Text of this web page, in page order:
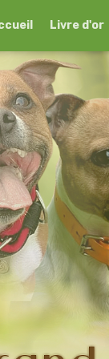
Livre d'or